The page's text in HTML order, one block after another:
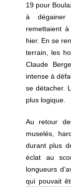
19 pour
à dégainer
remettaient
hier. En se
terrain, les
Claude
intense à
se détacher.
plus logique.
Au retour
muselés,
durant plus
éclat au
longueurs
qui pouvait